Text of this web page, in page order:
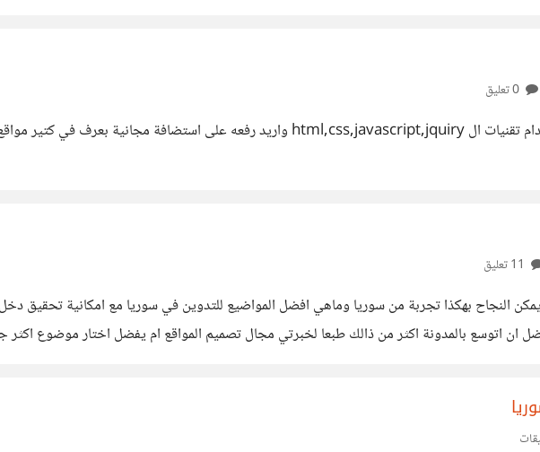
https://
النجاح بهكذا تجربة من سوريا وماهي افضل المواضيع للتدوين في سوريا مع امكانية
اتوسع بالمدونة اكثر من ذالك طبعا لخبرتي مجال تصميم المواقع ام يفضل اختار موضوع اكثر جلبا